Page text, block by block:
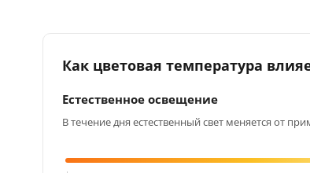
Как цветовая температура
Естественное освещение
В течение дня естественный свет меняется от